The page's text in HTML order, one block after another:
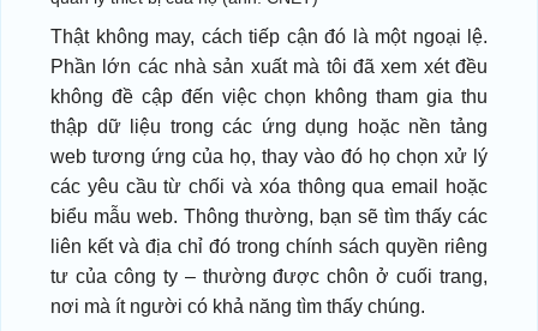
Thật không may, cách tiếp cận đó là một ngoại lệ.
Phần lớn các nhà sản xuất mà tôi đã xem xét đều
không đề cập đến việc chọn không tham gia thu
thập dữ liệu trong các ứng dụng hoặc nền tảng
web tương ứng của họ, thay vào đó họ chọn xử lý
các yêu cầu từ chối và xóa thông qua email hoặc
biểu mẫu web. Thông thường, bạn sẽ tìm thấy các
liên kết và địa chỉ đó trong chính sách quyền riêng
tư của công ty – thường được chôn ở cuối trang,
nơi mà ít người có khả năng tìm thấy chúng.